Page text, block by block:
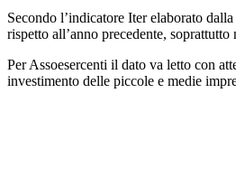
Secondo l’indicatore Iter elaborato
rispetto all’anno precedente, soprattutto
Per Assoesercenti il dato va letto con
investimento delle piccole e medie